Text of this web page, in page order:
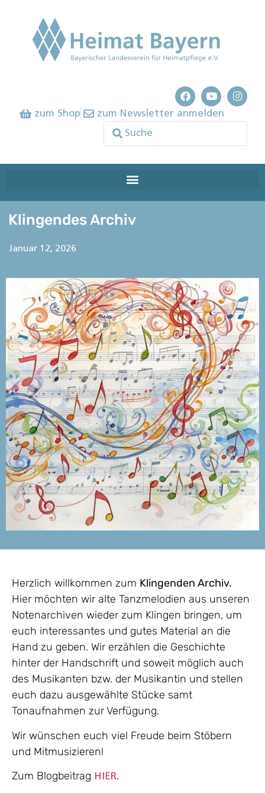
zum Shop zum Newsletter anmelden
Klingendes Archiv
Januar 12, 2026
Herzlich willkommen zum Klingenden Archiv.
Hier möchten wir alte Tanzmelodien aus unseren
Notenarchiven wieder zum Klingen bringen, um
euch interessantes und gutes Material an die
Hand zu geben. Wir erzählen die Geschichte
hinter der Handschrift und soweit möglich auch
des Musikanten bzw. der Musikantin und stellen
euch dazu ausgewählte Stücke samt
Tonaufnahmen zur Verfügung.
Wir wünschen euch viel Freude beim Stöbern
und Mitmusizieren!
Zum Blogbeitrag HIER.